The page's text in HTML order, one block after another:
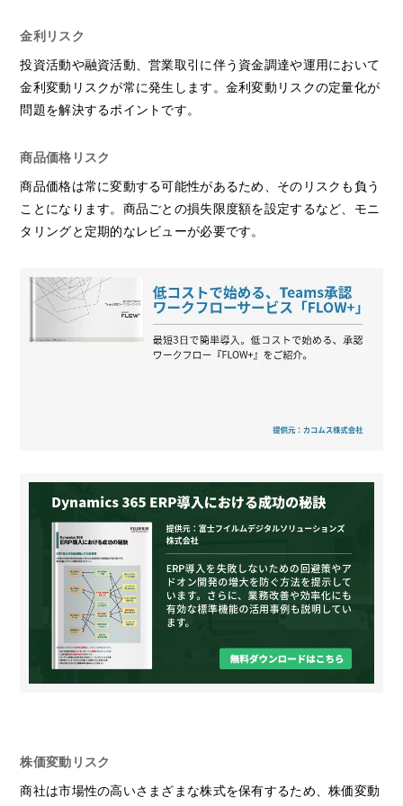
金利リスク
投資活動や融資活動、営業取引に伴う資金調達や運用において
金利変動リスクが常に発生します。金利変動リスクの定量化が
問題を解決するポイントです。
商品価格リスク
商品価格は常に変動する可能性があるため、そのリスクも負う
ことになります。商品ごとの損失限度額を設定するなど、モニ
タリングと定期的なレビューが必要です。
株価変動リスク
商社は市場性の高いさまざまな株式を保有するため、株価変動